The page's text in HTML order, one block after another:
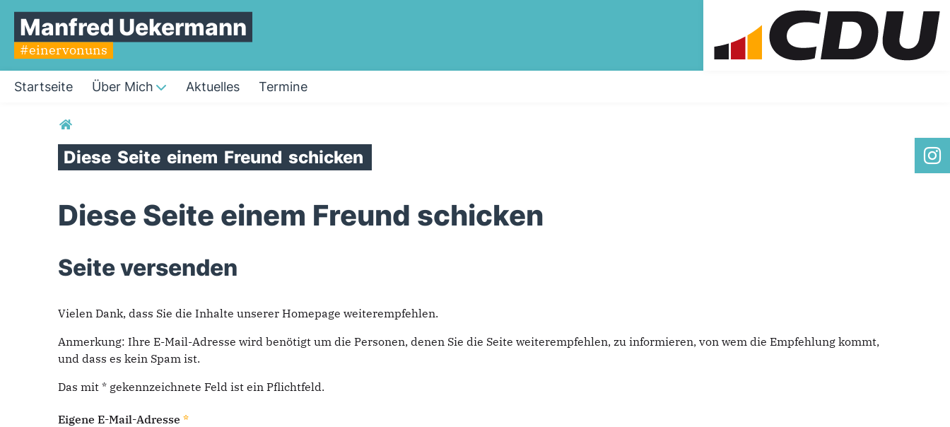
Manfred Uekermann
#einervonuns
Startseite Über Mich Aktuelles Termine
Sie sind hier
Diese Seite einem Freund schicken
Diese Seite einem Freund schicken
Seite versenden
Vielen Dank, dass Sie die Inhalte unserer Homepage weiterempfehlen.
Anmerkung: Ihre E-Mail-Adresse wird benötigt um die Personen, denen Sie die Seite weiterempfehlen, zu informieren, von wem die Empfehlung kommt,
und dass es kein Spam ist.
Das mit * gekennzeichnete Feld ist ein Pflichtfeld.
Eigene E-Mail-Adresse *